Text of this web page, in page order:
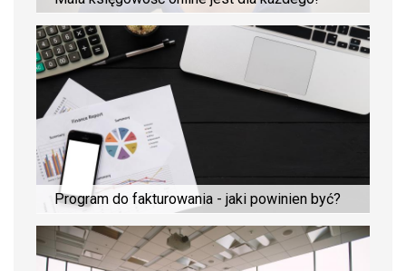
Program do fakturowania - jaki powinien być?